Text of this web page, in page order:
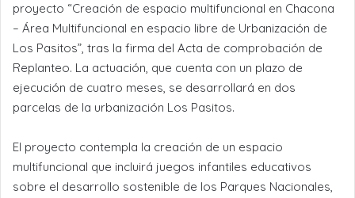
proyecto “Creación de espacio multifuncional en Chacona
– Área Multifuncional en espacio libre de Urbanización de
Los Pasitos”, tras la firma del Acta de comprobación de
Replanteo. La actuación, que cuenta con un plazo de
ejecución de cuatro meses, se desarrollará en dos
parcelas de la urbanización Los Pasitos.
El proyecto contempla la creación de un espacio
multifuncional que incluirá juegos infantiles educativos
sobre el desarrollo sostenible de los Parques Nacionales,